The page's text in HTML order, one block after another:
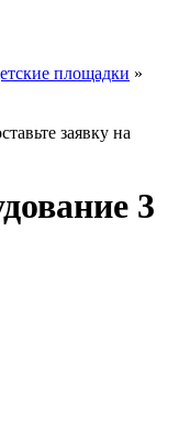
площадки »
заявку на
3